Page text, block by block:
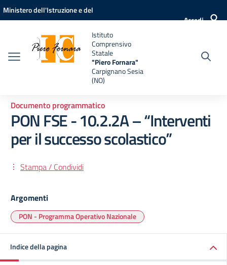
Vai ai contenuti
Vai al menu di navigazione
Vai al footer
Ministero dell'Istruzione e del
Accedi
Istituto
Comprensivo
Statale
"Piero Fornara"
Carpignano Sesia
(NO)
Documento programmatico
PON FSE - 10.2.2A – “Interventi
per il successo scolastico”
Stampa / Condividi
Argomenti
PON - Programma Operativo Nazionale
Indice della pagina